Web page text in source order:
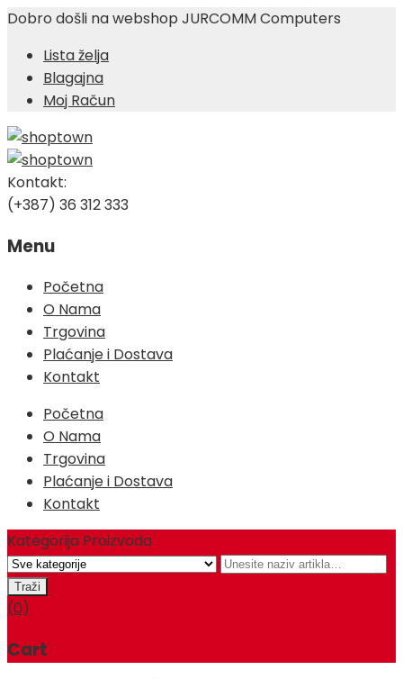
Dobro došli na webshop JURCOMM Computers
Lista želja
Blagajna
Moj Račun
Kontakt:
(+387) 36 312 333
Menu
Skip
content
Početna
O Nama
Trgovina
Plaćanje i Dostava
Kontakt
Početna
O Nama
Trgovina
Plaćanje i Dostava
Kontakt
Kategorija Proizvoda
(0)
Cart